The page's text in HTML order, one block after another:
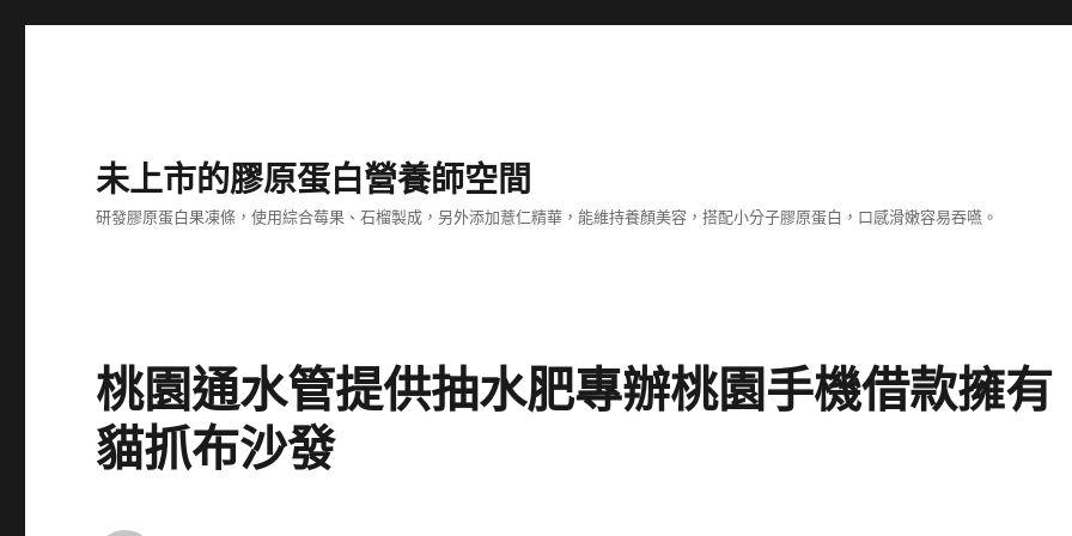
未上市的膠原蛋白營養師空間
研發膠原蛋白果凍條，使用綜合莓果、石榴製成，另外添加薏仁精華，能維持養顏美容，搭配小分子膠原蛋白，口感滑嫩容易吞嚥。
桃園通水管提供抽水肥專辦桃園手機借款擁有
貓抓布沙發